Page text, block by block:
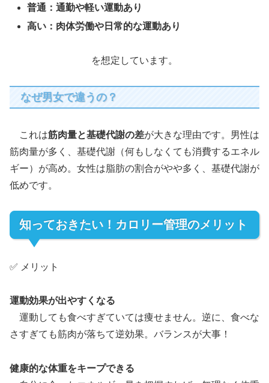
普通：通勤や軽い運動あり
高い：肉体労働や日常的な運動あり
を想定しています。
なぜ男女で違うの？
これは筋肉量と基礎代謝の差が大きな理由です。男性は
筋肉量が多く、基礎代謝（何もしなくても消費するエネル
ギー）が高め。女性は脂肪の割合がやや多く、基礎代謝が
低めです。
知っておきたい！カロリー管理のメリット
✅ メリット
運動効果が出やすくなる
運動しても食べすぎていては痩せません。逆に、食べな
さすぎても筋肉が落ちて逆効果。バランスが大事！
健康的な体重をキープできる